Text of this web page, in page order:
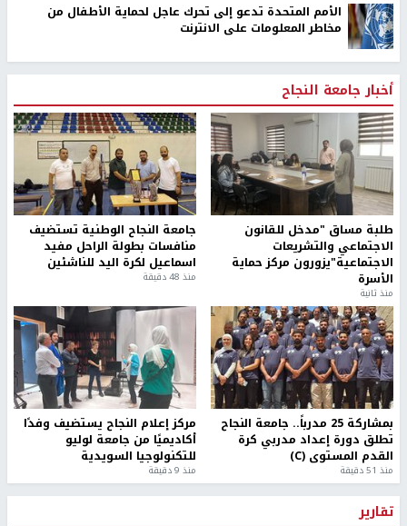
الأمم المتحدة تدعو إلى تحرك عاجل لحماية الأطفال من
مخاطر المعلومات على الانترنت
أخبار جامعة النجاح
طلبة مساق "مدخل للقانون
الاجتماعي والتشريعات
الاجتماعية"يزورون مركز حماية
الأسرة
منذ ثانية
جامعة النجاح الوطنية تستضيف
منافسات بطولة الراحل مفيد
اسماعيل لكرة اليد للناشئين
منذ 48 دقيقة
بمشاركة 25 مدرباً.. جامعة النجاح
تطلق دورة إعداد مدربي كرة
القدم المستوى (C)
منذ 51 دقيقة
مركز إعلام النجاح يستضيف وفدًا
أكاديميًا من جامعة لوليو
للتكنولوجيا السويدية
منذ 9 دقيقة
تقارير